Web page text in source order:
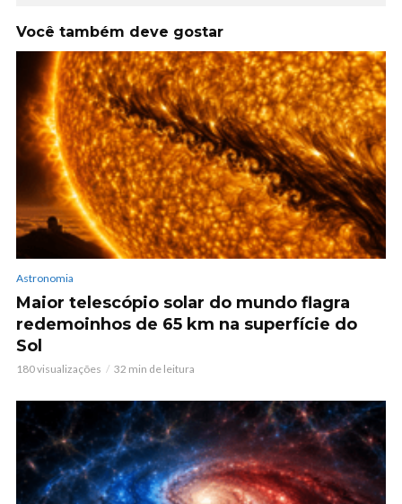
Você também deve gostar
Astronomia
Maior telescópio solar do mundo flagra
redemoinhos de 65 km na superfície do
Sol
180 visualizações 32 min de leitura